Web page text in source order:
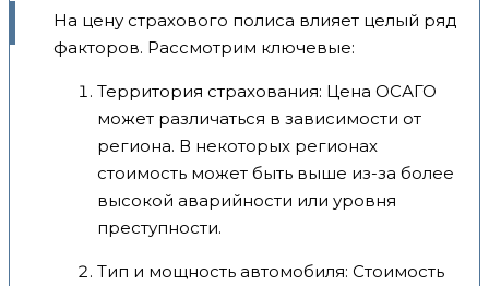
На цену страхового полиса влияет целый ряд
факторов. Рассмотрим ключевые:
Территория страхования: Цена ОСАГО
может различаться в зависимости от
региона. В некоторых регионах
стоимость может быть выше из-за более
высокой аварийности или уровня
преступности.
Тип и мощность автомобиля: Стоимость